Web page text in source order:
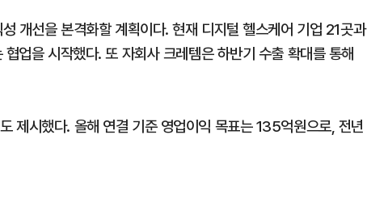
개선을 본격화할 계획이다. 현재 디지털 헬스케어 기업 21곳과
업을 시작했다. 또 자회사 크레템은 하반기 수출 확대를 통해
제시했다. 올해 연결 기준 영업이익 목표는 135억원으로, 전년